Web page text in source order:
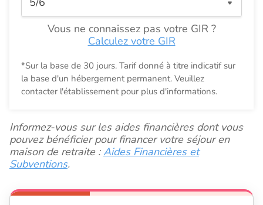
Vous ne connaissez pas votre GIR ?
Calculez votre GIR
*Sur la base de 30 jours. Tarif donné à titre indicatif sur
la base d'un hébergement permanent. Veuillez
contacter l'établissement pour plus d'informations.
Informez-vous sur les aides financières dont vous
pouvez bénéficier pour financer votre séjour en
maison de retraite :Aides Financières et
Subventions.